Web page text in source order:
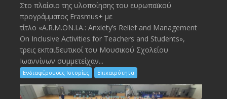
Στο πλαίσιο της υλοποίησης του ευρωπαϊκού
προγράμματος Erasmus+ με
τίτλο «A.R.M.ON.I.A.: Anxiety’s Relief and Management
On Inclusive Activities for Teachers and Students»,
τρεις εκπαιδευτικοί του Μουσικού Σχολείου
Ιωαννίνων συμμετείχαν...
Ενδιαφέρουσες Ιστορίες Επικαιρότητα